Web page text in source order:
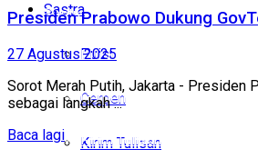
Sastra
Puisi
Cerpen
Kirim Tulisan
Sastra
Puisi
Cerpen
Kirim Tulisan
Presiden Prabowo Dukung
27 Agustus 2025
Sorot Merah Putih, Jakarta - Presiden
sebagai langkah ...
Baca lagi